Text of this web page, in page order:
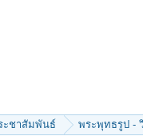
ะชาสัมพันธ์ พระพุทธรูป -